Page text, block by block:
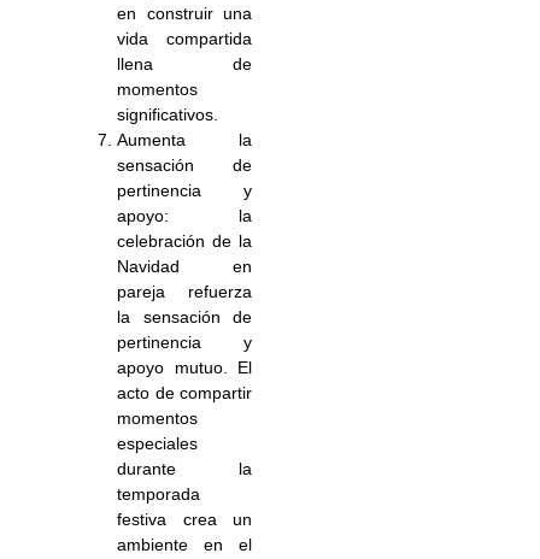
en construir una
vida compartida
llena de
momentos
significativos.
Aumenta la
sensación de
pertinencia y
apoyo: la
celebración de la
Navidad en
pareja refuerza
la sensación de
pertinencia y
apoyo mutuo. El
acto de compartir
momentos
especiales
durante la
temporada
festiva crea un
ambiente en el